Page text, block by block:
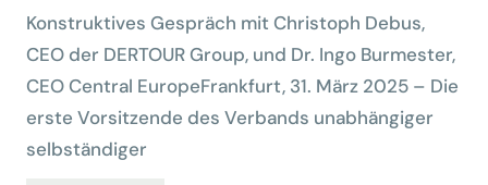
Konstruktives Gespräch mit Christoph Debus,
CEO der DERTOUR Group, und Dr. Ingo Burmester,
CEO Central EuropeFrankfurt, 31. März 2025 – Die
erste Vorsitzende des Verbands unabhängiger
selbständiger